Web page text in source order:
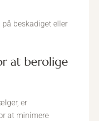
beskadiget eller
er
at minimere